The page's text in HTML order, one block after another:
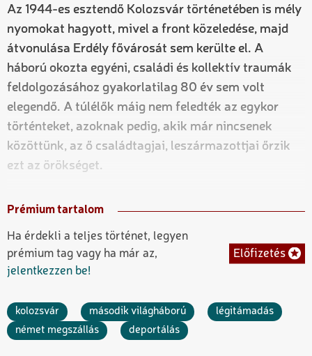
Az 1944-es esztendő Kolozsvár történetében is mély
nyomokat hagyott, mivel a front közeledése, majd
átvonulása Erdély fővárosát sem kerülte el. A
háború okozta egyéni, családi és kollektív traumák
feldolgozásához gyakorlatilag 80 év sem volt
elegendő. A túlélők máig nem feledték az egykor
történteket, azoknak pedig, akik már nincsenek
közöttünk, az ő családtagjai, leszármazottjai őrzik
ezt az örökséget.
Prémium tartalom
Ha érdekli a teljes történet, legyen
prémium tag vagy ha már az,
jelentkezzen be!
Előfizetés
kolozsvár második világháború
légitámadás
német megszállás
deportálás